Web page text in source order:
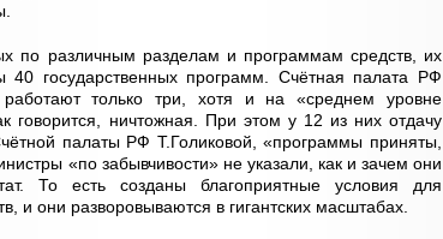
по различным разделам и программам средств, их
государственных программ. Счётная палата РФ
только три, хотя и на «среднем уровне
ничтожная. При этом у 12 из них отдачу
палаты РФ Т.Голиковой, «программы приняты,
«по забывчивости» не указали, как и зачем они
То есть созданы благоприятные условия для
и они разворовываются в гигантских масштабах.